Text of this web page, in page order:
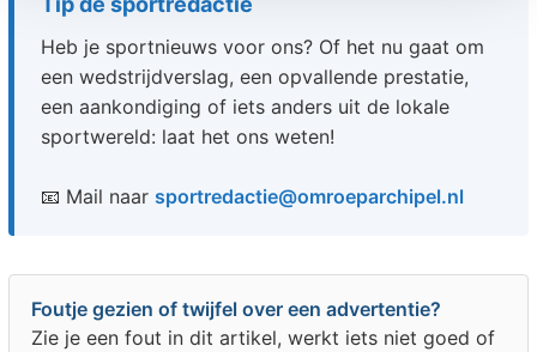
Heb je sportnieuws voor ons? Of het nu gaat om
een wedstrijdverslag, een opvallende prestatie,
een aankondiging of iets anders uit de lokale
sportwereld: laat het ons weten!
📧 Mail naar sportredactie@omroeparchipel.nl
Foutje gezien of twijfel over een advertentie?
Zie je een fout in dit artikel, werkt iets niet goed of